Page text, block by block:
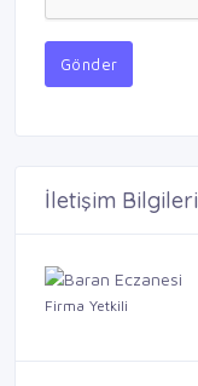
Gönder
İletişim Bilgileri
Firma Yetkili